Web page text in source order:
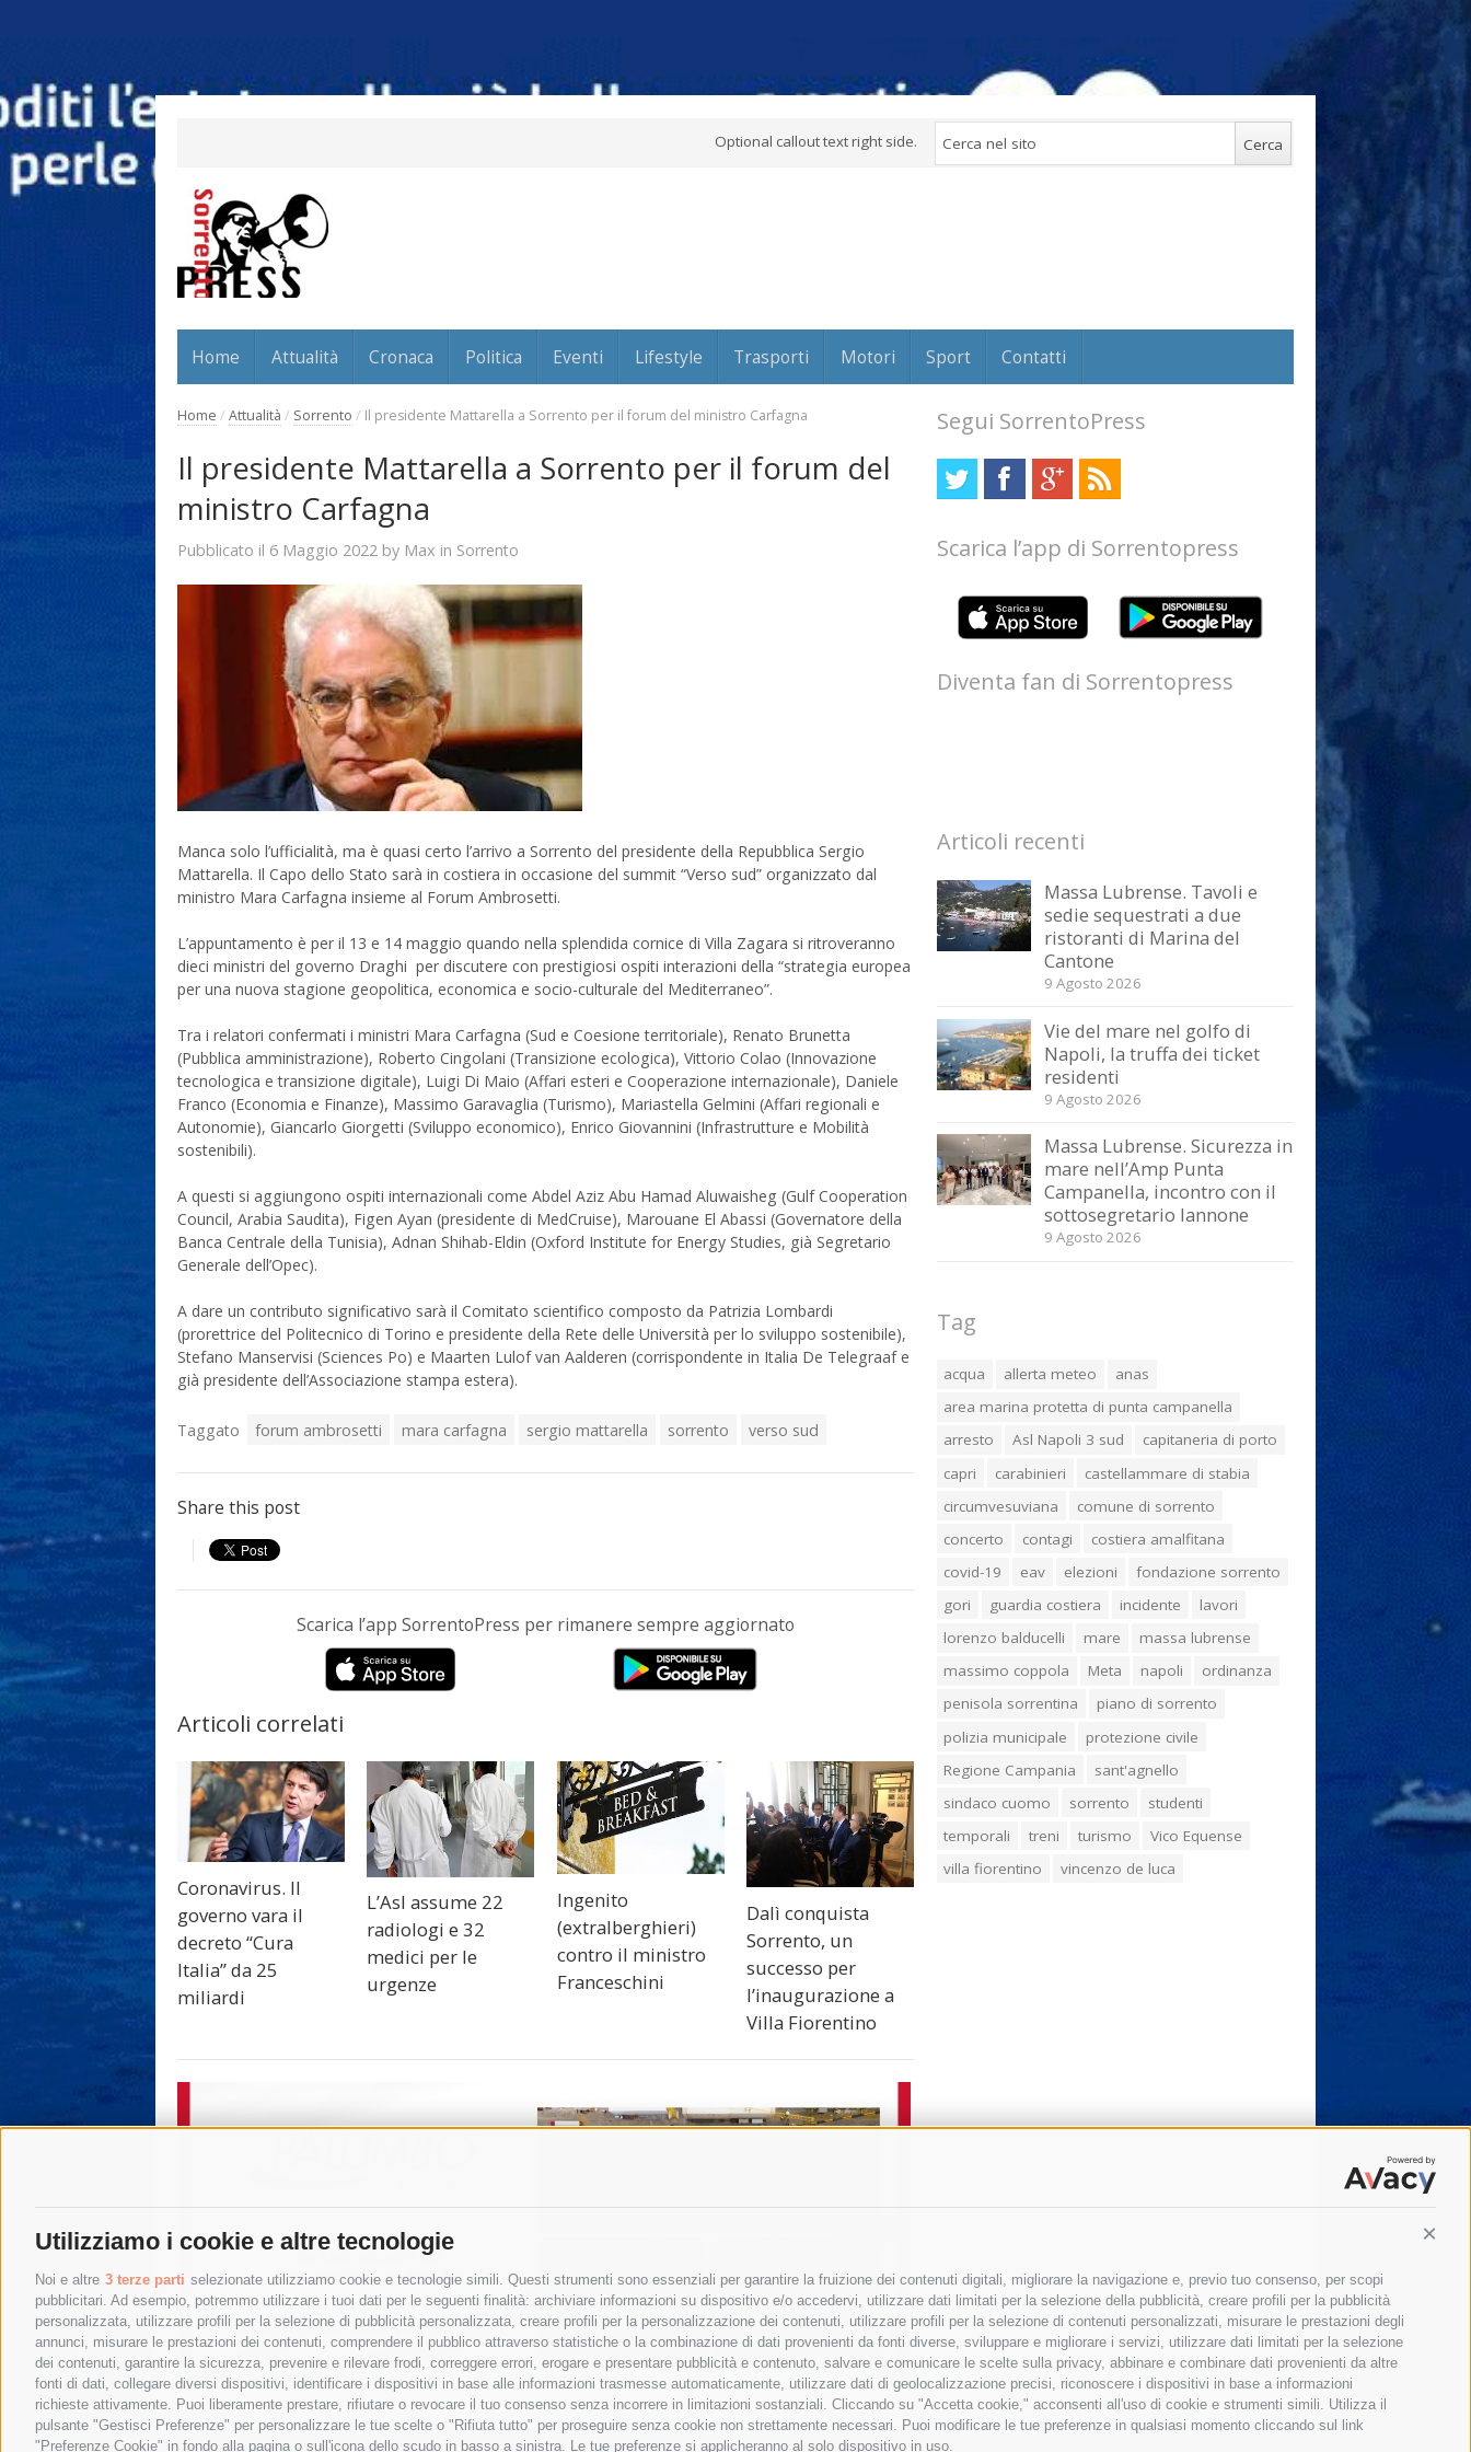
Utilizziamo i cookie e altre tecnologie
Noi e altre 3 terze parti selezionate utilizziamo cookie e tecnologie simili. Questi strumenti sono essenziali per garantire la fruizione dei contenuti digitali, migliorare la navigazione e, previo tuo consenso, per scopi
pubblicitari. Ad esempio, potremmo utilizzare i tuoi dati per le seguenti finalità: archiviare informazioni su dispositivo e/o accedervi, utilizzare dati limitati per la selezione della pubblicità, creare profili per la pubblicità
personalizzata, utilizzare profili per la selezione di pubblicità personalizzata, creare profili per la personalizzazione dei contenuti, utilizzare profili per la selezione di contenuti personalizzati, misurare le prestazioni degli
annunci, misurare le prestazioni dei contenuti, comprendere il pubblico attraverso statistiche o la combinazione di dati provenienti da fonti diverse, sviluppare e migliorare i servizi, utilizzare dati limitati per la selezione
dei contenuti, garantire la sicurezza, prevenire e rilevare frodi, correggere errori, erogare e presentare pubblicità e contenuto, salvare e comunicare le scelte sulla privacy, abbinare e combinare dati provenienti da altre
fonti di dati, collegare diversi dispositivi, identificare i dispositivi in base alle informazioni trasmesse automaticamente, utilizzare dati di geolocalizzazione precisi, riconoscere i dispositivi in base a informazioni
richieste attivamente. Puoi liberamente prestare, rifiutare o revocare il tuo consenso senza incorrere in limitazioni sostanziali. Cliccando su "Accetta cookie," acconsenti all'uso di cookie e strumenti simili. Utilizza il
pulsante "Gestisci Preferenze" per personalizzare le tue scelte o "Rifiuta tutto" per proseguire senza cookie non strettamente necessari. Puoi modificare le tue preferenze in qualsiasi momento cliccando sul link
"Preferenze Cookie" in fondo alla pagina o sull'icona dello scudo in basso a sinistra. Le tue preferenze si applicheranno al solo dispositivo in uso.
Optional callout text right side.
Home Attualità Cronaca Politica Eventi Lifestyle Trasporti Motori Sport Contatti
Home / Attualità / Sorrento / Il presidente Mattarella a Sorrento per il forum del ministro Carfagna
Il presidente Mattarella a Sorrento per il forum del
ministro Carfagna
Pubblicato il 6 Maggio 2022 by Max in Sorrento
Manca solo l’ufficialità, ma è quasi certo l’arrivo a Sorrento del presidente della Repubblica Sergio
Mattarella. Il Capo dello Stato sarà in costiera in occasione del summit “Verso sud” organizzato dal
ministro Mara Carfagna insieme al Forum Ambrosetti.
L’appuntamento è per il 13 e 14 maggio quando nella splendida cornice di Villa Zagara si ritroveranno
dieci ministri del governo Draghi per discutere con prestigiosi ospiti interazioni della “strategia europea
per una nuova stagione geopolitica, economica e socio-culturale del Mediterraneo”.
Tra i relatori confermati i ministri Mara Carfagna (Sud e Coesione territoriale), Renato Brunetta
(Pubblica amministrazione), Roberto Cingolani (Transizione ecologica), Vittorio Colao (Innovazione
tecnologica e transizione digitale), Luigi Di Maio (Affari esteri e Cooperazione internazionale), Daniele
Franco (Economia e Finanze), Massimo Garavaglia (Turismo), Mariastella Gelmini (Affari regionali e
Autonomie), Giancarlo Giorgetti (Sviluppo economico), Enrico Giovannini (Infrastrutture e Mobilità
sostenibili).
A questi si aggiungono ospiti internazionali come Abdel Aziz Abu Hamad Aluwaisheg (Gulf Cooperation
Council, Arabia Saudita), Figen Ayan (presidente di MedCruise), Marouane El Abassi (Governatore della
Banca Centrale della Tunisia), Adnan Shihab-Eldin (Oxford Institute for Energy Studies, già Segretario
Generale dell’Opec).
A dare un contributo significativo sarà il Comitato scientifico composto da Patrizia Lombardi
(prorettrice del Politecnico di Torino e presidente della Rete delle Università per lo sviluppo sostenibile),
Stefano Manservisi (Sciences Po) e Maarten Lulof van Aalderen (corrispondente in Italia De Telegraaf e
già presidente dell’Associazione stampa estera).
Taggato forum ambrosetti mara carfagna sergio mattarella sorrento verso sud
Share this post
Scarica l’app SorrentoPress per rimanere sempre aggiornato
Articoli correlati
Coronavirus. Il
governo vara il
decreto “Cura
Italia” da 25
miliardi
L’Asl assume 22
radiologi e 32
medici per le
urgenze
Ingenito
(extralberghieri)
contro il ministro
Franceschini
Dalì conquista
Sorrento, un
successo per
l’inaugurazione a
Villa Fiorentino
Segui SorrentoPress
Scarica l’app di Sorrentopress
Diventa fan di Sorrentopress
Articoli recenti
Massa Lubrense. Tavoli e
sedie sequestrati a due
ristoranti di Marina del
Cantone
9 Agosto 2026
Vie del mare nel golfo di
Napoli, la truffa dei ticket
residenti
9 Agosto 2026
Massa Lubrense. Sicurezza in
mare nell’Amp Punta
Campanella, incontro con il
sottosegretario Iannone
9 Agosto 2026
Tag
acqua allerta meteo
anas
area marina protetta di punta campanella
arresto
Asl Napoli 3 sud
capitaneria di porto
capri
carabinieri
castellammare di stabia
circumvesuviana
comune di sorrento
concerto
contagi
costiera amalfitana
covid-19
eav elezioni
fondazione sorrento
gori
guardia costiera incidente
lavori
lorenzo balducelli
mare
massa lubrense
massimo coppola
Meta napoli
ordinanza
penisola sorrentina
piano di sorrento
polizia municipale
protezione civile
Regione Campania
sant'agnello
sindaco cuomo
sorrento
studenti
temporali
treni turismo
Vico Equense
villa fiorentino
vincenzo de luca